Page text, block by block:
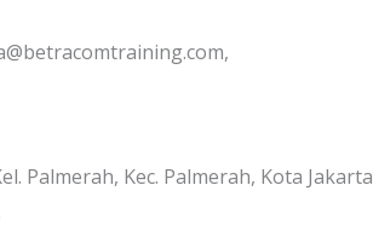
Palmerah, Kec. Palmerah, Kota Jakarta